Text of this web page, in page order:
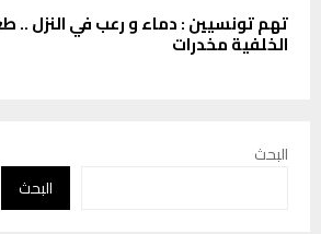
تهم تونسيين : دماء و رعب في النزل ..
الخلفية مخدرات
البحث
البحث